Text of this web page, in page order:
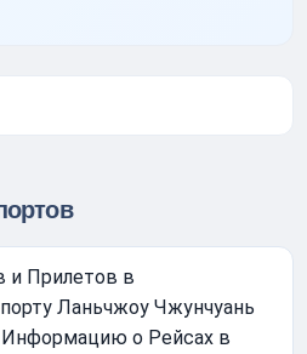
и Прилетов в
Ланьчжоу Чжунчуань
о Рейсах в